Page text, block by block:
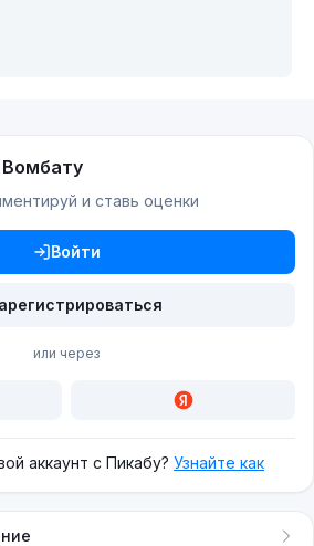
и ставь оценки
Войти
или через
аккаунт с Пикабу? Узнайте как